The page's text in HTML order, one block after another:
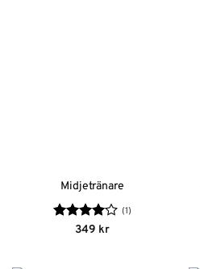
Midjetränare
Betygsatt
(1)
349 kr